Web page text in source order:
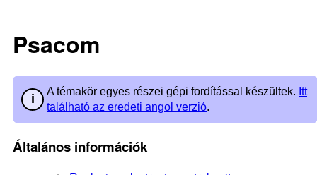
Psacom
A témakör egyes részei gépi fordítással készültek. Itt
található az eredeti angol verzió.
Általános információk